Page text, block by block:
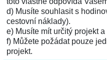
d) Musíte souhlasit s
cestovní náklady).
e) Musíte mít určitý projekt
f) Můžete požádat pouze
projekt.